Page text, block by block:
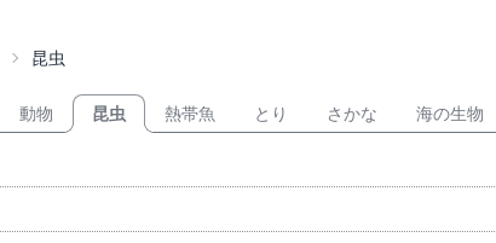
昆虫
動物 昆虫 熱帯魚 とり さかな 海の生物